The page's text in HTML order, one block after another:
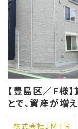
【豊島区／F様
とで、資産が増
株式会社ＪＭＴＲ